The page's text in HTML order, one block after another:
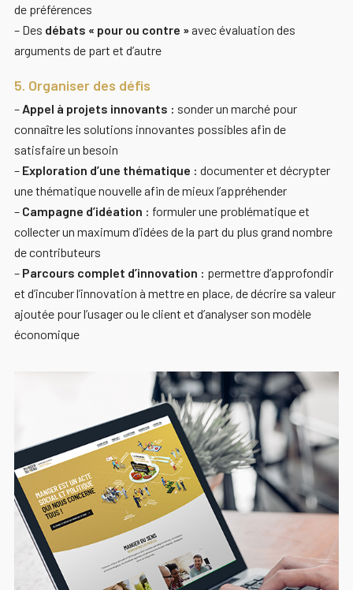
de préférences
– Des débats « pour ou contre »avec évaluation des
arguments de part et d’autre
5. Organiser des défis
– Appel à projets innovants : sonder un marché pour
connaître les solutions innovantes possibles afin de
satisfaire un besoin
– Exploration d’une thématique : documenter et décrypter
une thématique nouvelle afin de mieux l’appréhender
– Campagne d’idéation : formuler une problématique et
collecter un maximum d’idées de la part du plus grand nombre
de contributeurs
– Parcours complet d’innovation : permettre d’approfondir
et d’incuber l’innovation à mettre en place, de décrire sa valeur
ajoutée pour l’usager ou le client et d’analyser son modèle
économique